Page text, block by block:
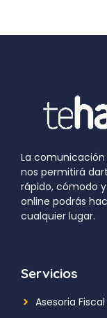
La
nos permitirá
rápido, cómodo
online podrás
cualquier lugar.
Servicios
Asesoria